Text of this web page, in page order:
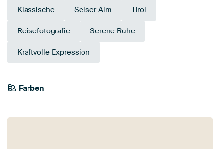
Klassische Seiser Alm Tirol
Reisefotografie Serene Ruhe
Kraftvolle Expression
Farben
Weiß